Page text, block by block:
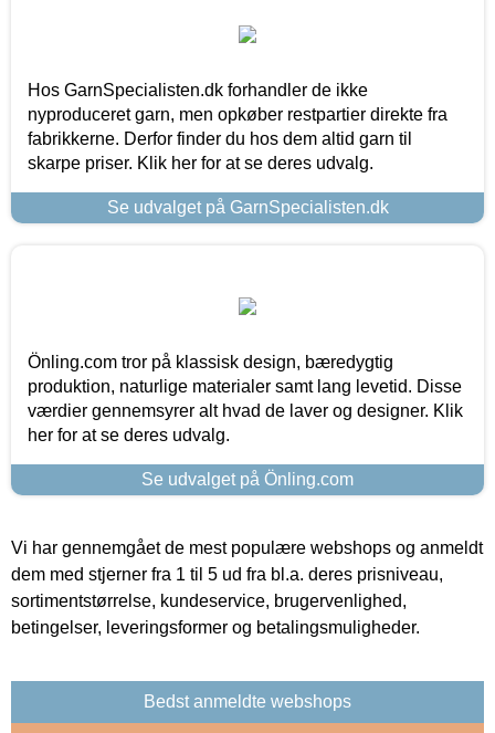
Hos GarnSpecialisten.dk forhandler de ikke
nyproduceret garn, men opkøber restpartier direkte fra
fabrikkerne. Derfor finder du hos dem altid garn til
skarpe priser. Klik her for at se deres udvalg.
Se udvalget på GarnSpecialisten.dk
Önling.com tror på klassisk design, bæredygtig
produktion, naturlige materialer samt lang levetid. Disse
værdier gennemsyrer alt hvad de laver og designer. Klik
her for at se deres udvalg.
Se udvalget på Önling.com
Vi har gennemgået de mest populære webshops og anmeldt
dem med stjerner fra 1 til 5 ud fra bl.a. deres prisniveau,
sortimentstørrelse, kundeservice, brugervenlighed,
betingelser, leveringsformer og betalingsmuligheder.
Bedst anmeldte webshops